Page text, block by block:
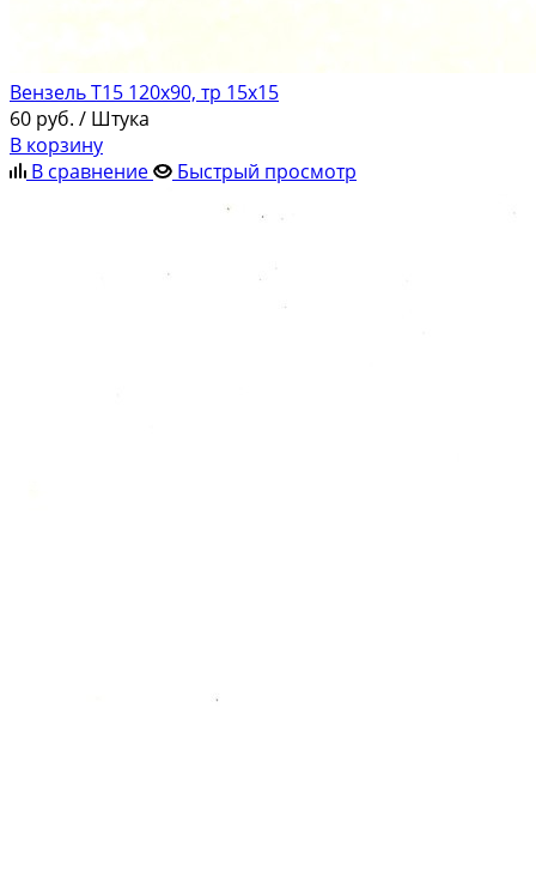
Вензель Т15 120х90, тр 15х15
60 руб. / Штука
В корзину
В сравнение
Быстрый просмотр